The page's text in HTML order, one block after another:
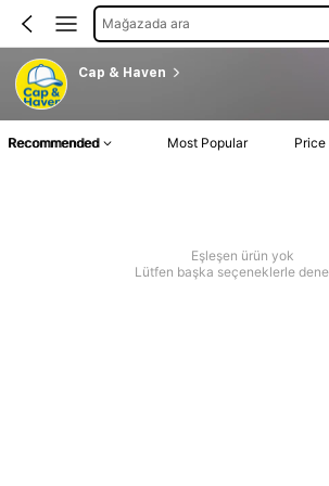
Mağazada ara
Cap & Haven
Recommended Most Popular Price
Eşleşen ürün yok
Lütfen başka seçeneklerle